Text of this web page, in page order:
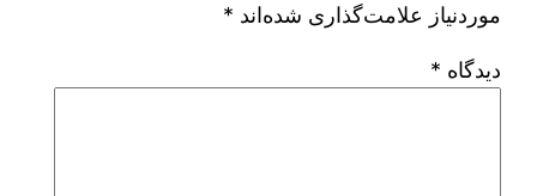
موردنیاز علامت‌گذاری شده‌اند *
دیدگاه *